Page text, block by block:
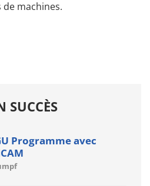
machines.
SUCCÈS
Programme avec